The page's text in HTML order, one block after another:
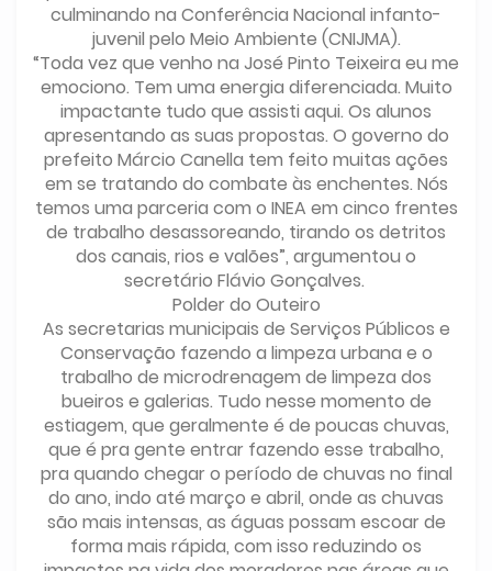
culminando na Conferência Nacional infanto-
juvenil pelo Meio Ambiente (CNIJMA).
“Toda vez que venho na José Pinto Teixeira eu me
emociono. Tem uma energia diferenciada. Muito
impactante tudo que assisti aqui. Os alunos
apresentando as suas propostas. O governo do
prefeito Márcio Canella tem feito muitas ações
em se tratando do combate às enchentes. Nós
temos uma parceria com o INEA em cinco frentes
de trabalho desassoreando, tirando os detritos
dos canais, rios e valões”, argumentou o
secretário Flávio Gonçalves.
Polder do Outeiro
As secretarias municipais de Serviços Públicos e
Conservação fazendo a limpeza urbana e o
trabalho de microdrenagem de limpeza dos
bueiros e galerias. Tudo nesse momento de
estiagem, que geralmente é de poucas chuvas,
que é pra gente entrar fazendo esse trabalho,
pra quando chegar o período de chuvas no final
do ano, indo até março e abril, onde as chuvas
são mais intensas, as águas possam escoar de
forma mais rápida, com isso reduzindo os